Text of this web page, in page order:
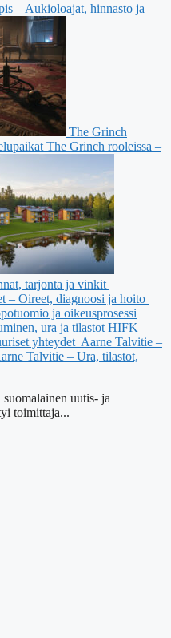
– Aukioloajat, hinnasto ja
The Grinch
The Grinch rooleissa –
tarjonta ja vinkit
– Oireet, diagnoosi ja hoito
ja oikeusprosessi
ura ja tilastot HIFK
yhteydet Aarne Talvitie –
Talvitie – Ura, tilastot,
uutis- ja
toimittaja...